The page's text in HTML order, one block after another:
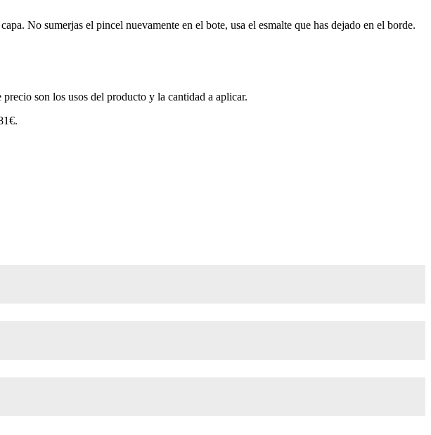
No sumerjas el pincel nuevamente en el bote, usa el esmalte que has dejado en el borde.
son los usos del producto y la cantidad a aplicar.